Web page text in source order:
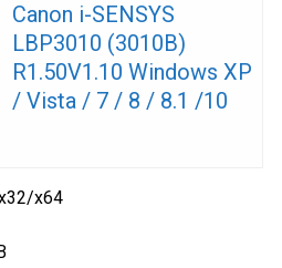
Canon i-SENSYS
LBP3010 (3010B)
R1.50V1.10 Windows XP
/ Vista / 7 / 8 / 8.1 /10
x64